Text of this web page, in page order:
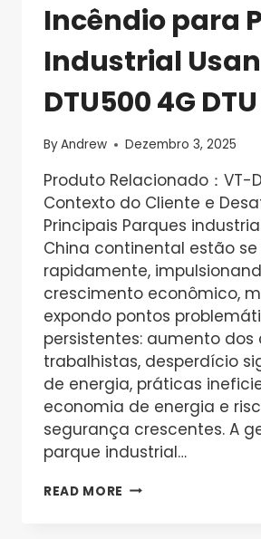
Incêndio para
Industrial
DTU500 4G DTU
ByAndrew Dezembro 3, 2025
Produto Relacionado：VT-
Contexto do Cliente e
Principais Parques
China continental estão
rapidamente,
crescimento econômico,
expondo pontos
persistentes: aumento dos
trabalhistas, desperdício
de energia, práticas
economia de energia e
segurança crescentes. A
parque industrial…
READ MORE HISTÓRIA